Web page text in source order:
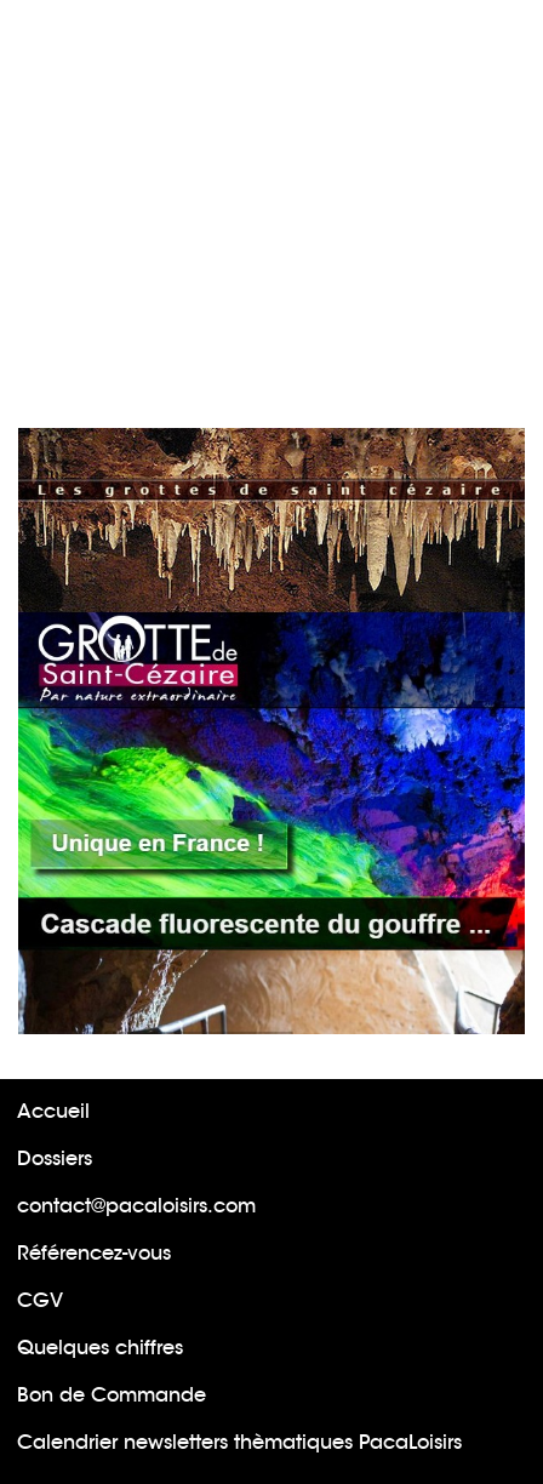
Accueil
Dossiers
contact@pacaloisirs.com
Référencez-vous
CGV
Quelques chiffres
Bon de Commande
Calendrier newsletters thèmatiques PacaLoisirs